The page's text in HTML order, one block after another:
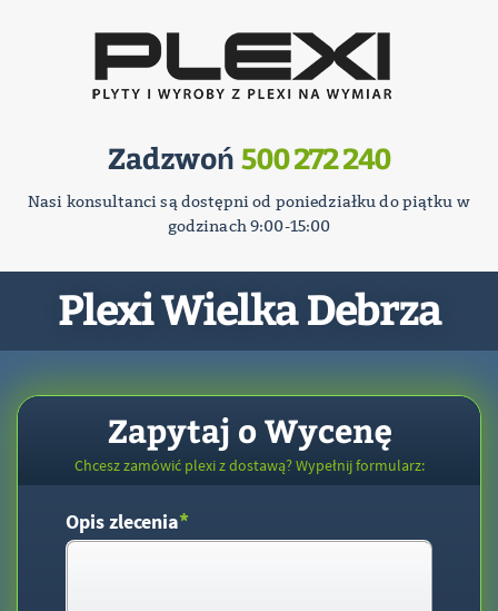
Zadzwoń 500 272 240
Nasi konsultanci są dostępni od poniedziałku do piątku w
godzinach 9:00-15:00
Plexi Wielka Debrza
Zapytaj o Wycenę
Chcesz zamówić plexi z dostawą? Wypełnij formularz:
Opis zlecenia*